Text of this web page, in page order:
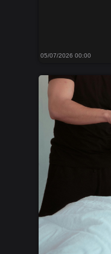
05/07/2026 00:00